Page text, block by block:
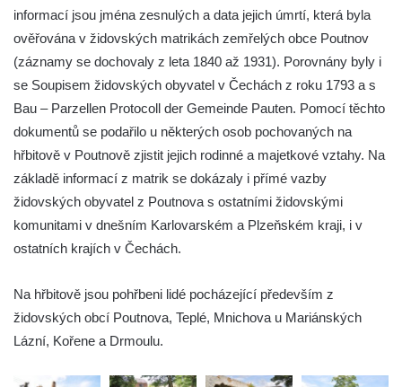
Židovský hřbitov Malá Šitboř (Klein-
Schüttüber)
Židovský hřbitov Lomnička (Steingrub)
Židovský hřbitov Stříbro (Mies)
Starý a Nový židovský hřbitov v Tachově
(Tachau)
Starý židovský hřbitov Hořice (Horschitz)
Židovský hřbitov Kovanice
Židovský hřbitov Hroznětín (Lichtenstadt)
informací jsou jména zesnulých a data jejich úmrtí, která byla
ověřována v židovských matrikách zemřelých obce Poutnov
(záznamy se dochovaly z leta 1840 až 1931). Porovnány byly i
se Soupisem židovských obyvatel v Čechách z roku 1793 a s
Bau – Parzellen Protocoll der Gemeinde Pauten. Pomocí těchto
dokumentů se podařilo u některých osob pochovaných na
hřbitově v Poutnově zjistit jejich rodinné a majetkové vztahy. Na
základě informací z matrik se dokázaly i přímé vazby
židovských obyvatel z Poutnova s ostatními židovskými
komunitami v dnešním Karlovarském a Plzeňském kraji, i v
ostatních krajích v Čechách.
Na hřbitově jsou pohřbeni lidé pocházející především z
židovských obcí Poutnova, Teplé, Mnichova u Mariánských
Lázní, Kořene a Drmoulu.